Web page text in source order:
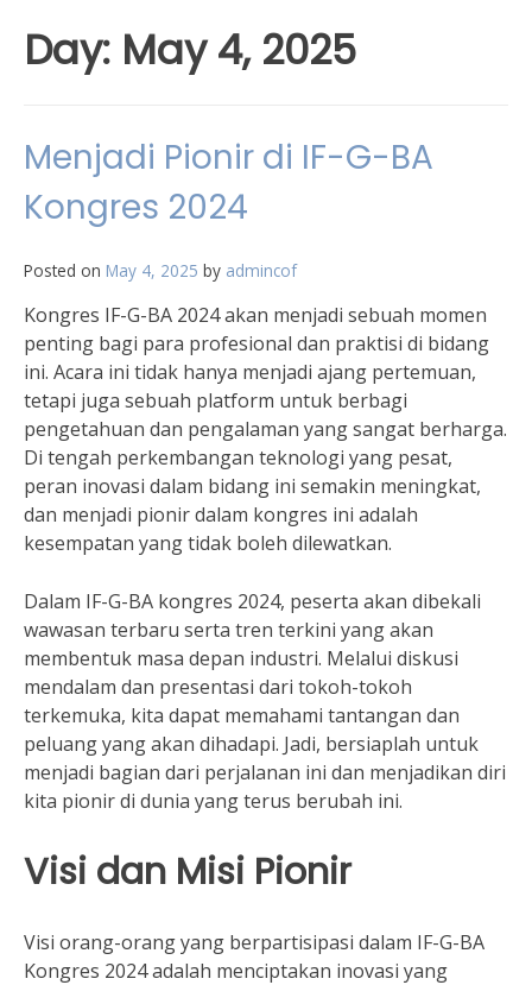
Day: May 4, 2025
Menjadi Pionir di IF-G-BA
Kongres 2024
Posted on May 4, 2025 by admincof
Kongres IF-G-BA 2024 akan menjadi sebuah momen
penting bagi para profesional dan praktisi di bidang
ini. Acara ini tidak hanya menjadi ajang pertemuan,
tetapi juga sebuah platform untuk berbagi
pengetahuan dan pengalaman yang sangat berharga.
Di tengah perkembangan teknologi yang pesat,
peran inovasi dalam bidang ini semakin meningkat,
dan menjadi pionir dalam kongres ini adalah
kesempatan yang tidak boleh dilewatkan.
Dalam IF-G-BA kongres 2024, peserta akan dibekali
wawasan terbaru serta tren terkini yang akan
membentuk masa depan industri. Melalui diskusi
mendalam dan presentasi dari tokoh-tokoh
terkemuka, kita dapat memahami tantangan dan
peluang yang akan dihadapi. Jadi, bersiaplah untuk
menjadi bagian dari perjalanan ini dan menjadikan diri
kita pionir di dunia yang terus berubah ini.
Visi dan Misi Pionir
Visi orang-orang yang berpartisipasi dalam IF-G-BA
Kongres 2024 adalah menciptakan inovasi yang